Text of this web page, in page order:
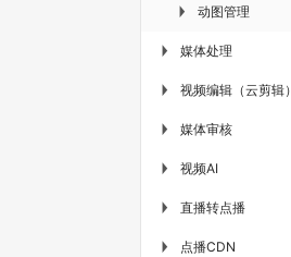
▶ 动图管理
▶ 媒体处理
▶ 视频编辑（云剪辑）
▶ 媒体审核
▶ 视频AI
▶ 直播转点播
▶ 点播CDN